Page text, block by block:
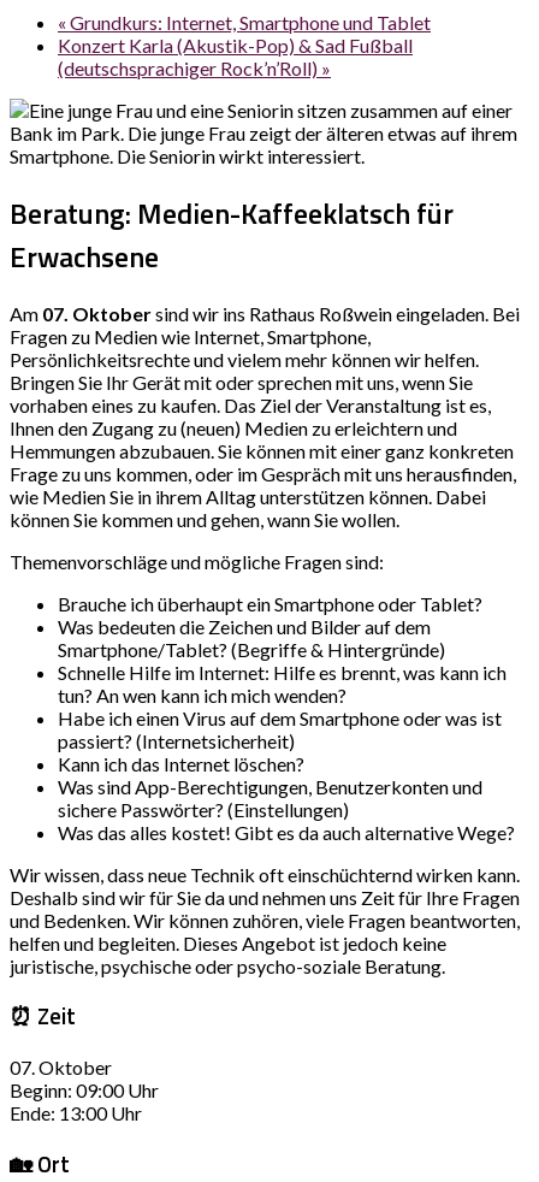
« Grundkurs: Internet, Smartphone und Tablet
Konzert Karla (Akustik-Pop) & Sad Fußball
(deutschsprachiger Rock’n’Roll) »
Beratung: Medien-Kaffeeklatsch für
Erwachsene
Am 07. Oktobersind wir ins Rathaus Roßwein eingeladen. Bei
Fragen zu Medien wie Internet, Smartphone,
Persönlichkeitsrechte und vielem mehr können wir helfen.
Bringen Sie Ihr Gerät mit oder sprechen mit uns, wenn Sie
vorhaben eines zu kaufen. Das Ziel der Veranstaltung ist es,
Ihnen den Zugang zu (neuen) Medien zu erleichtern und
Hemmungen abzubauen. Sie können mit einer ganz konkreten
Frage zu uns kommen, oder im Gespräch mit uns herausfinden,
wie Medien Sie in ihrem Alltag unterstützen können. Dabei
können Sie kommen und gehen, wann Sie wollen.
Themenvorschläge und mögliche Fragen sind:
Brauche ich überhaupt ein Smartphone oder Tablet?
Was bedeuten die Zeichen und Bilder auf dem
Smartphone/Tablet? (Begriffe & Hintergründe)
Schnelle Hilfe im Internet: Hilfe es brennt, was kann ich
tun? An wen kann ich mich wenden?
Habe ich einen Virus auf dem Smartphone oder was ist
passiert? (Internetsicherheit)
Kann ich das Internet löschen?
Was sind App-Berechtigungen, Benutzerkonten und
sichere Passwörter? (Einstellungen)
Was das alles kostet! Gibt es da auch alternative Wege?
Wir wissen, dass neue Technik oft einschüchternd wirken kann.
Deshalb sind wir für Sie da und nehmen uns Zeit für Ihre Fragen
und Bedenken. Wir können zuhören, viele Fragen beantworten,
helfen und begleiten. Dieses Angebot ist jedoch keine
juristische, psychische oder psycho-soziale Beratung.
⏰ Zeit
07. Oktober
Beginn: 09:00 Uhr
Ende: 13:00 Uhr
🏡 Ort